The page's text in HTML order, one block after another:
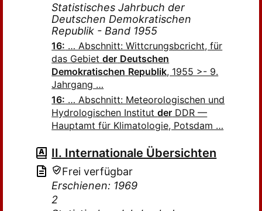
Statistisches Jahrbuch der
Deutschen Demokratischen
Republik - Band 1955
16: … Abschnitt: Wittcrungsbcricht, für
das Gebietder Deutschen
Demokratischen Republik, 1955 >- 9.
Jahrgang …
16: … Abschnitt: Meteorologischen und
Hydrologischen Institutder DDR —
Hauptamt für Klimatologie, Potsdam …
II. Internationale Übersichten
Frei verfügbar
Erschienen: 1969
2